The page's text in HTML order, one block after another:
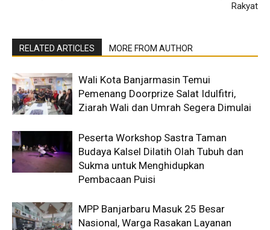
Rakyat
RELATED ARTICLES MORE FROM AUTHOR
Wali Kota Banjarmasin Temui
Pemenang Doorprize Salat Idulfitri,
Ziarah Wali dan Umrah Segera Dimulai
Peserta Workshop Sastra Taman
Budaya Kalsel Dilatih Olah Tubuh dan
Sukma untuk Menghidupkan
Pembacaan Puisi
MPP Banjarbaru Masuk 25 Besar
Nasional, Warga Rasakan Layanan